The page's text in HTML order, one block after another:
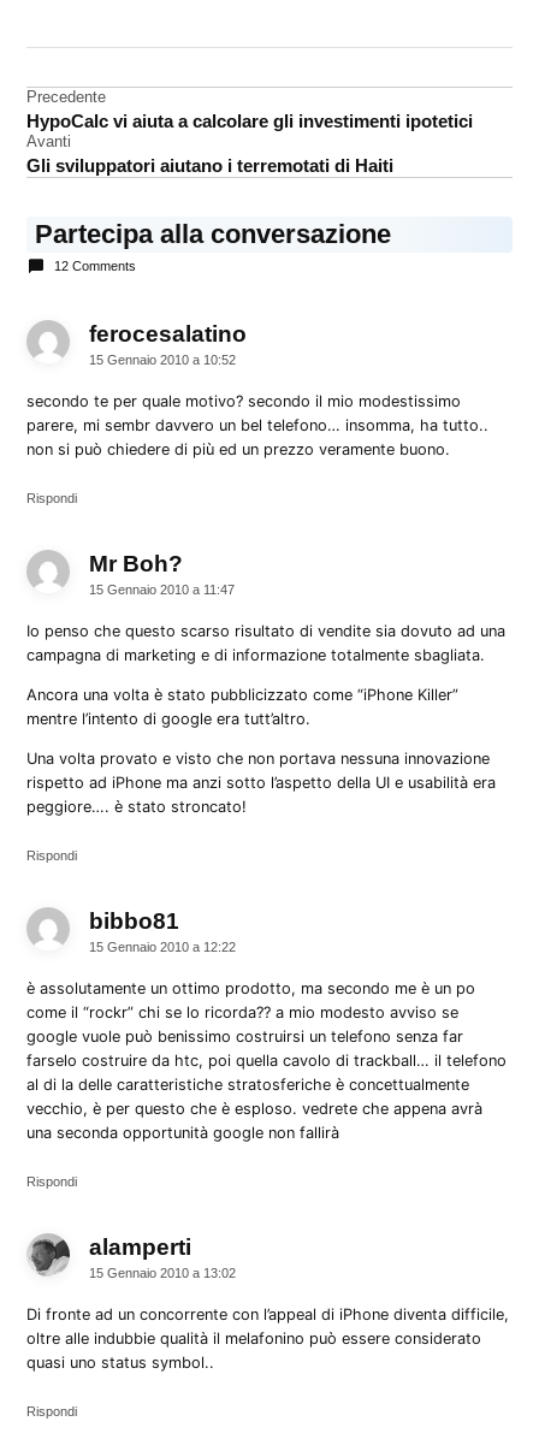
Navigazione
articoli
Precedente
HypoCalc vi aiuta a calcolare gli investimenti ipotetici
Avanti
Gli sviluppatori aiutano i terremotati di Haiti
Partecipa alla conversazione
12 Comments
ferocesalatino
15 Gennaio 2010 a 10:52
secondo te per quale motivo? secondo il mio modestissimo
parere, mi sembr davvero un bel telefono… insomma, ha tutto..
non si può chiedere di più ed un prezzo veramente buono.
Rispondi
Mr Boh?
15 Gennaio 2010 a 11:47
Io penso che questo scarso risultato di vendite sia dovuto ad una
campagna di marketing e di informazione totalmente sbagliata.
Ancora una volta è stato pubblicizzato come “iPhone Killer”
mentre l’intento di google era tutt’altro.
Una volta provato e visto che non portava nessuna innovazione
rispetto ad iPhone ma anzi sotto l’aspetto della UI e usabilità era
peggiore…. è stato stroncato!
Rispondi
bibbo81
15 Gennaio 2010 a 12:22
è assolutamente un ottimo prodotto, ma secondo me è un po
come il “rockr” chi se lo ricorda?? a mio modesto avviso se
google vuole può benissimo costruirsi un telefono senza far
farselo costruire da htc, poi quella cavolo di trackball… il telefono
al di la delle caratteristiche stratosferiche è concettualmente
vecchio, è per questo che è esploso. vedrete che appena avrà
una seconda opportunità google non fallirà
Rispondi
alamperti
15 Gennaio 2010 a 13:02
Di fronte ad un concorrente con l’appeal di iPhone diventa difficile,
oltre alle indubbie qualità il melafonino può essere considerato
quasi uno status symbol..
Rispondi